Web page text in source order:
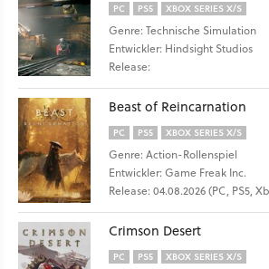
PC PS5 XBOX SERIES X/S
Genre: Technische Simulation
Entwickler: Hindsight Studios
Release:
Beast of Reincarnation
PC PS5 XBOX SERIES X/S
Genre: Action-Rollenspiel
Entwickler: Game Freak Inc.
Release: 04.08.2026 (PC, PS5,
Crimson Desert
PC PS5 XBOX SERIES X/S